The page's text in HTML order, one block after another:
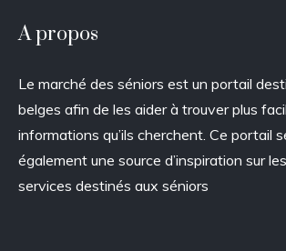
A propos
Le marché des séniors est un portail
belges afin de les aider à trouver plus
informations qu’ils cherchent. Ce portail
également une source d’inspiration sur
services destinés aux séniors